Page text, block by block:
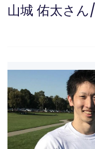
山城 佑太さん/